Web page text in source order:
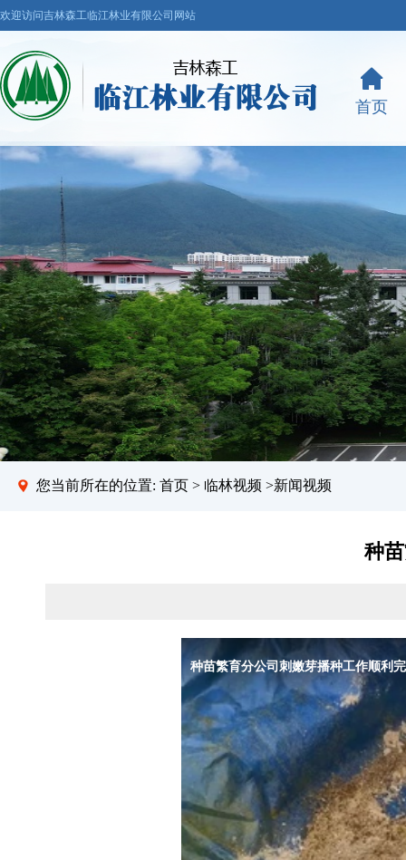
欢迎访问吉林森工临江林业有限公司网站
首页
您当前所在的位置: 首页 > 临林视频 >新闻视频
种